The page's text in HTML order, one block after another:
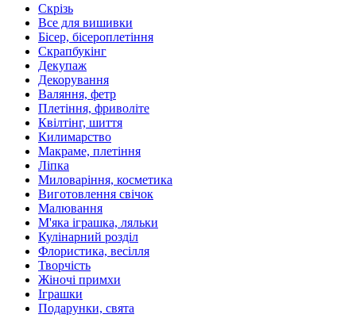
Скрізь
Все для вишивки
Бісер, бісероплетіння
Скрапбукінг
Декупаж
Декорування
Валяння, фетр
Плетіння, фриволіте
Квілтінг, шиття
Килимарство
Макраме, плетіння
Ліпка
Миловаріння, косметика
Виготовлення свічок
Малювання
М'яка іграшка, ляльки
Кулінарний розділ
Флористика, весілля
Творчість
Жіночі примхи
Іграшки
Подарунки, свята